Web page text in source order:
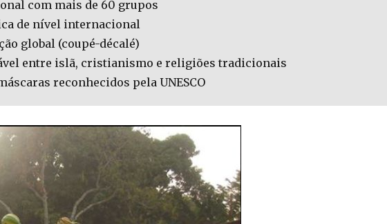
com mais de 60 grupos
de nível internacional
global (coupé-décalé)
entre islã, cristianismo e religiões tradicionais
reconhecidos pela UNESCO